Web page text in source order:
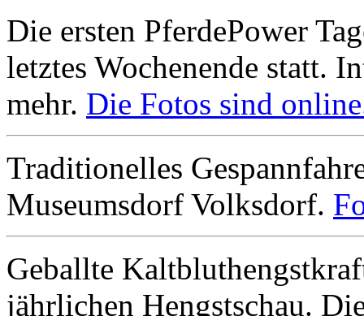
Die ersten PferdePower
letztes Wochenende statt.
mehr. Die Fotos sind
Traditionelles
Museumsdorf Volksdorf.
Geballte
jährlichen Hengstschau.